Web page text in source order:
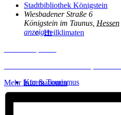
Heilklimaten
Kur & Tourismus
Stadtbibliothek Königstein
Wiesbadener Straße 6
Königstein im Taunus Hessen
anzeigen
Mehr Informationen